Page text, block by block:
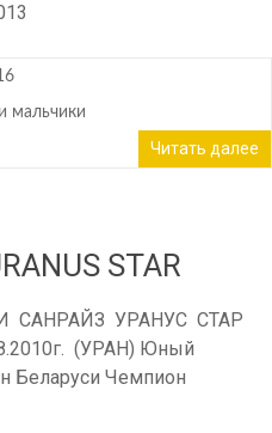
мальчики
Читать далее
STAR
САНРАЙЗ УРАНУС СТАР
(УРАН) Юный
Беларуси Чемпион